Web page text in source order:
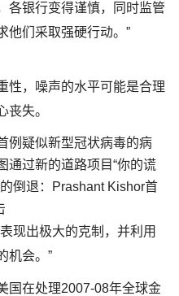
各银行变得谨慎，同时监管
他们采取强硬行动。”
性，噪声的水平可能是合理
丧失。
例疑似新型冠状病毒的病
通过新的道路项目“你的谎
倒退：Prashant Kishor首
现出极大的克制，并利用
机会。”
国在处理2007-08年全球金